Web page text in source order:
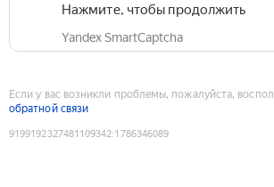
Нажмите, чтобы продолжить
Yandex SmartCaptcha
Если у вас возникли проблемы, пожалуйста,
обратной связи
9199192327481109342:1786346089